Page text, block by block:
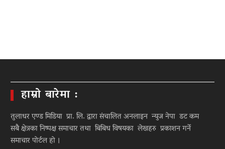
हाम्रो बारेमा :
तुलाधर एण्ड मिडिया प्रा. लि. द्वारा संचालित अनलाइन न्युज नेपा डट कम
सबै क्षेत्रका निष्पक्ष समाचार तथा बिबिध विषयका लेखहरु प्रकाशन गर्ने
समाचार पोर्टल हो ।